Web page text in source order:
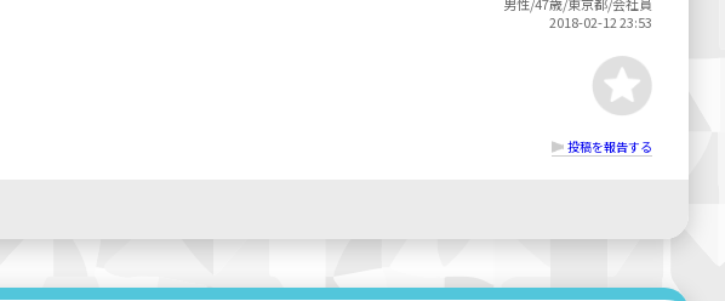
2018-02-12 23:53
投稿を報告する